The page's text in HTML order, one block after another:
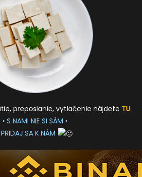
preposlanie, vytlačenie nájdete TU
• S NAMI NIE SI SÁM •
PRIDAJ SA K NÁM